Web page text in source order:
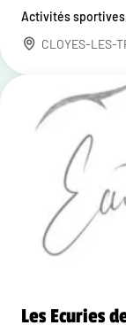
Activités
CLOYES-LES-
Les Ecuries